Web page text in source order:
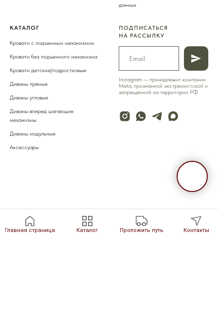
Главная страница Каталог Проложить путь Контакты
данных
КАТАЛОГ
Кровати с подъемным механизмом
Кровати без подъемного механизма
Кровати детские/подростковые
Диваны прямые
Диваны угловые
Диваны вперед шагающие
механизмы
Диваны модульные
Аксессуары
ПОДПИСАТЬСЯ
НА РАССЫЛКУ
Instagram — принадлежит компании
Meta, признанной экстремистской и
запрещённой на территории РФ
Скидка на сайте 10% распространяется только на серийные